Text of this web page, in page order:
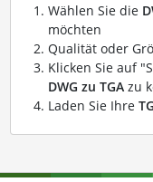
Wählen Sie die
möchten
Qualität oder
Klicken Sie auf
DWG zu TGAzu
Laden Sie Ihre